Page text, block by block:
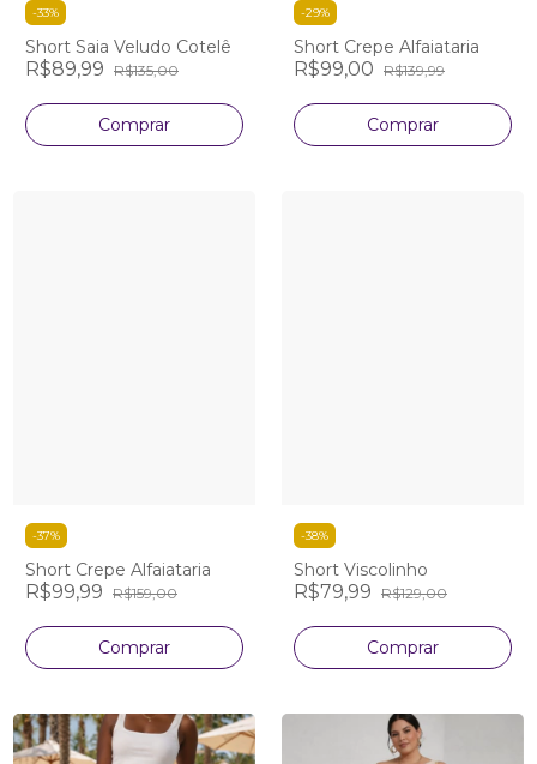
-33%
Short Saia Veludo Cotelê
R$89,99 R$135,00
Comprar
-29%
Short Crepe Alfaiataria
R$99,00 R$139,99
Comprar
-37%
Short Crepe Alfaiataria
R$99,99 R$159,00
Comprar
-38%
Short Viscolinho
R$79,99 R$129,00
Comprar